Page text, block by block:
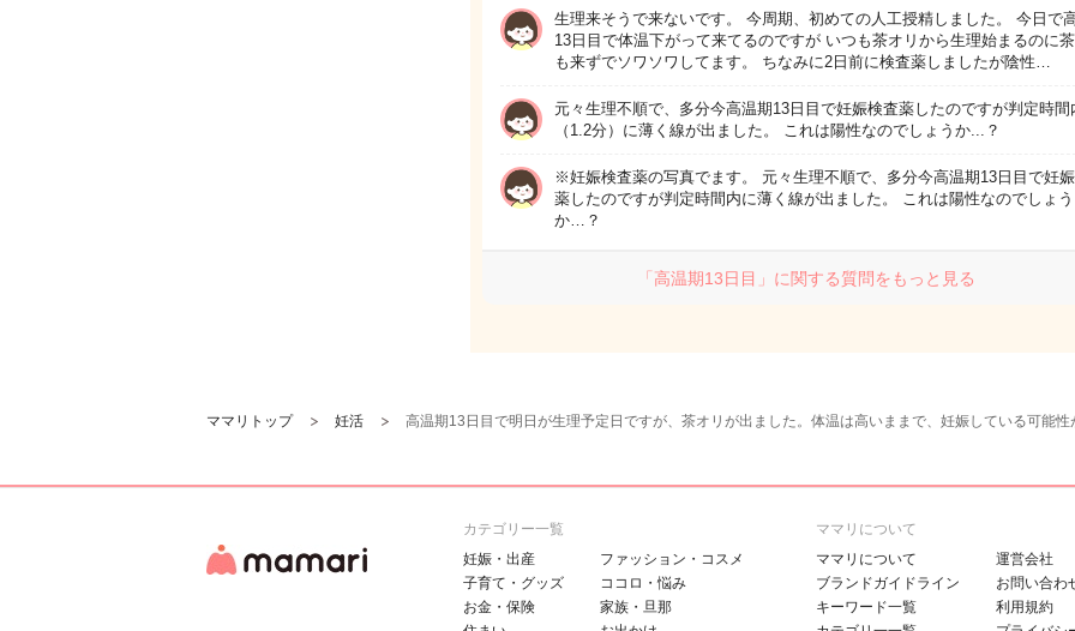
生理来そうで来ないです。 今周期、初めての人工授精しました。 今日で
13日目で体温下がって来てるのですが いつも茶オリから生理始まるのに茶
も来ずでソワソワしてます。 ちなみに2日前に検査薬しましたが陰性…
元々生理不順で、多分今高温期13日目で妊娠検査薬したのですが判定時間
（1.2分）に薄く線が出ました。 これは陽性なのでしょうか...？
※妊娠検査薬の写真でます。 元々生理不順で、多分今高温期13日目で妊
薬したのですが判定時間内に薄く線が出ました。 これは陽性なのでしょう
か…？
「高温期13日目」に関する質問をもっと見る
ママリトップ 妊活 高温期13日目で明日が生理予定日ですが、茶オリが出ました。体温は高いままで、妊娠している可能性
カテゴリー一覧
妊娠・出産
子育て・グッズ
お金・保険
ファッション・コスメ
ココロ・悩み
家族・旦那
ママリについて
ママリについて
ブランドガイドライン
キーワード一覧
運営会社
お問い合わ
利用規約